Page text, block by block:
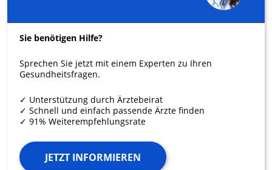
Sie benötigen Hilfe?
Sprechen Sie jetzt mit einem Experten zu Ihren
Gesundheitsfragen.
✓ Unterstützung durch Ärztebeirat
✓ Schnell und einfach passende Ärzte finden
✓ 91% Weiterempfehlungsrate
JETZT INFORMIEREN